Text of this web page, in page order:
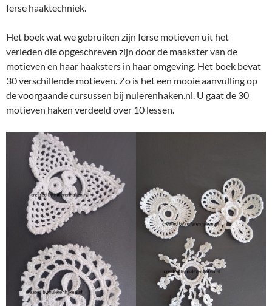
Ierse haaktechniek.
Het boek wat we gebruiken zijn Ierse motieven uit het
verleden die opgeschreven zijn door de maakster van de
motieven en haar haaksters in haar omgeving. Het boek bevat
30 verschillende motieven. Zo is het een mooie aanvulling op
de voorgaande cursussen bij nulerenhaken.nl. U gaat de 30
motieven haken verdeeld over 10 lessen.